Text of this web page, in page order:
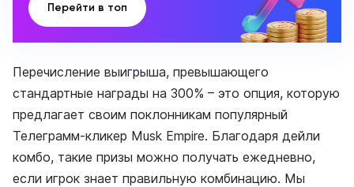
Перейти в топ
Перечисление выигрыша, превышающего
стандартные награды на 300% – это опция, которую
предлагает своим поклонникам популярный
Телеграмм-кликер Musk Empire. Благодаря дейли
комбо, такие призы можно получать ежедневно,
если игрок знает правильную комбинацию. Мы